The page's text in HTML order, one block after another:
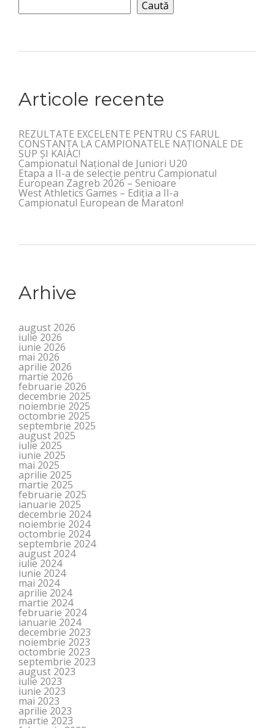
Caută
Articole recente
REZULTATE EXCELENTE PENTRU CS FARUL
CONSTANȚA LA CAMPIONATELE NAȚIONALE DE
SUP ȘI KAIAC!
Campionatul Național de Juniori U20
Etapa a II-a de selecție pentru Campionatul
European Zagreb 2026 – Senioare
West Athletics Games – Ediția a II-a
Campionatul European de Maraton!
Arhive
august 2026
iulie 2026
iunie 2026
mai 2026
aprilie 2026
martie 2026
februarie 2026
decembrie 2025
noiembrie 2025
octombrie 2025
septembrie 2025
august 2025
iulie 2025
iunie 2025
mai 2025
aprilie 2025
martie 2025
februarie 2025
ianuarie 2025
decembrie 2024
noiembrie 2024
octombrie 2024
septembrie 2024
august 2024
iulie 2024
iunie 2024
mai 2024
aprilie 2024
martie 2024
februarie 2024
ianuarie 2024
decembrie 2023
noiembrie 2023
octombrie 2023
septembrie 2023
august 2023
iulie 2023
iunie 2023
mai 2023
aprilie 2023
martie 2023